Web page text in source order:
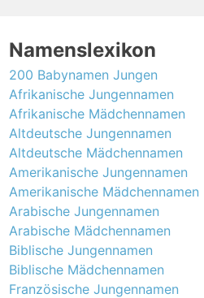
Namenslexikon
200 Babynamen Jungen
Afrikanische Jungennamen
Afrikanische Mädchennamen
Altdeutsche Jungennamen
Altdeutsche Mädchennamen
Amerikanische Jungennamen
Amerikanische Mädchennamen
Arabische Jungennamen
Arabische Mädchennamen
Biblische Jungennamen
Biblische Mädchennamen
Französische Jungennamen